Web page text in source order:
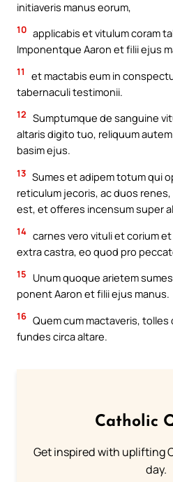
initiaveris manus eorum,
10 applicabis et vitulum coram
Imponentque Aaron et filii ejus
11
et mactabis eum in
tabernaculi testimonii.
12 Sumptumque de sanguine
altaris digito tuo, reliquum
basim ejus.
13 Sumes et adipem totum qui
reticulum jecoris, ac duos
est, et offeres incensum super
14 carnes vero vituli et corium
extra castra, eo quod pro
15
Unum quoque arietem
ponent Aaron et filii ejus manus.
16 Quem cum mactaveris,
fundes circa altare.
Catholic
Get inspired with uplifting
day.